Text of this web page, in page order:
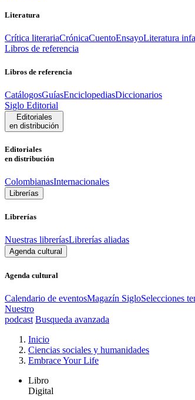
Literatura
Crítica literariaCrónicaCuentoEnsayoLiteratura
Libros de referencia
Libros de referencia
CatálogosGuíasEnciclopediasDiccionarios
Siglo Editorial
Editoriales
en distribución
Editoriales
en distribución
ColombianasInternacionales
Librerías
Librerías
Nuestras libreríasLibrerías aliadas
Agenda cultural
Agenda cultural
Calendario de eventosMagazín SigloSelecciones
Nuestro
podcast Busqueda avanzada
Inicio
Ciencias sociales y humanidades
Embrace Your Life
Libro
Digital